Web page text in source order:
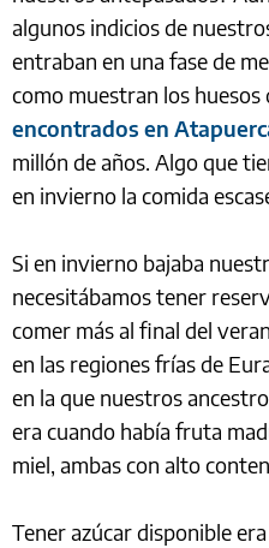
algunos indicios de
entraban en una fase de
como muestran los huesos
encontrados en
millón de años. Algo que
en invierno la comida
Si en invierno bajaba
necesitábamos tener
comer más al final del
en las regiones frías de
en la que nuestros
era cuando había fruta
miel, ambas con alto
Tener azúcar disponible